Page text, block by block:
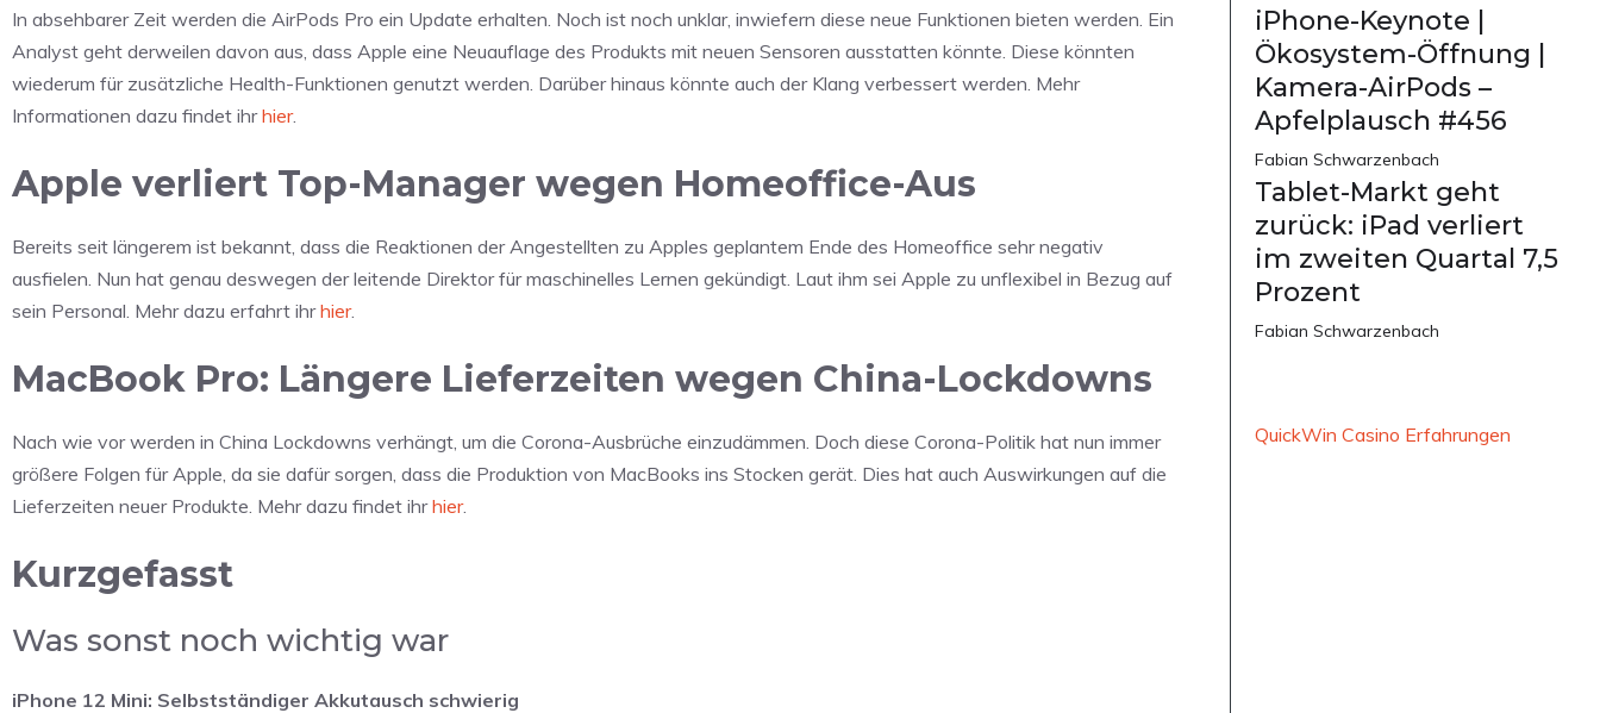
In absehbarer Zeit werden die AirPods Pro ein Update erhalten. Noch ist noch unklar, inwiefern diese neue Funktionen bieten werden. Ein
Analyst geht derweilen davon aus, dass Apple eine Neuauflage des Produkts mit neuen Sensoren ausstatten könnte. Diese könnten
wiederum für zusätzliche Health-Funktionen genutzt werden. Darüber hinaus könnte auch der Klang verbessert werden. Mehr
Informationen dazu findet ihrhier.
Apple verliert Top-Manager wegen Homeoffice-Aus
Bereits seit längerem ist bekannt, dass die Reaktionen der Angestellten zu Apples geplantem Ende des Homeoffice sehr negativ
ausfielen. Nun hat genau deswegen der leitende Direktor für maschinelles Lernen gekündigt. Laut ihm sei Apple zu unflexibel in Bezug auf
sein Personal. Mehr dazu erfahrt ihrhier.
MacBook Pro: Längere Lieferzeiten wegen China-Lockdowns
Nach wie vor werden in China Lockdowns verhängt, um die Corona-Ausbrüche einzudämmen. Doch diese Corona-Politik hat nun immer
größere Folgen für Apple, da sie dafür sorgen, dass die Produktion von MacBooks ins Stocken gerät. Dies hat auch Auswirkungen auf die
Lieferzeiten neuer Produkte. Mehr dazu findet ihrhier.
Kurzgefasst
Was sonst noch wichtig war
iPhone 12 Mini: Selbstständiger Akkutausch schwierig
iPhone-Keynote |
Ökosystem-Öffnung |
Kamera-AirPods –
Apfelplausch #456
Fabian Schwarzenbach
Tablet-Markt geht
zurück: iPad verliert
im zweiten Quartal 7,5
Prozent
Fabian Schwarzenbach
QuickWin Casino Erfahrungen